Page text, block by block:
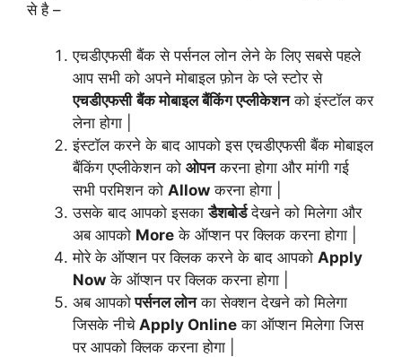
से है –
एचडीएफसी बैंक से पर्सनल लोन लेने के लिए सबसे पहले
आप सभी को अपने मोबाइल फ़ोन के प्ले स्टोर से
एचडीएफसी बैंक मोबाइल बैंकिंग एप्लीकेशनको इंस्टॉल कर
लेना होगा |
इंस्टॉल करने के बाद आपको इस एचडीएफसी बैंक मोबाइल
बैंकिंग एप्लीकेशन को ओपनकरना होगा और मांगी गई
सभी परमिशन को Allow करना होगा |
उसके बाद आपको इसकाडैशबोर्डदेखने को मिलेगा और
अब आपको More के ऑप्शन पर क्लिक करना होगा |
मोरे के ऑप्शन पर क्लिक करने के बाद आपको Apply
Now के ऑप्शन पर क्लिक करना होगा |
अब आपकोपर्सनल लोनका सेक्शन देखने को मिलेगा
जिसके नीचे Apply Online का ऑप्शन मिलेगा जिस
पर आपको क्लिक करना होगा |